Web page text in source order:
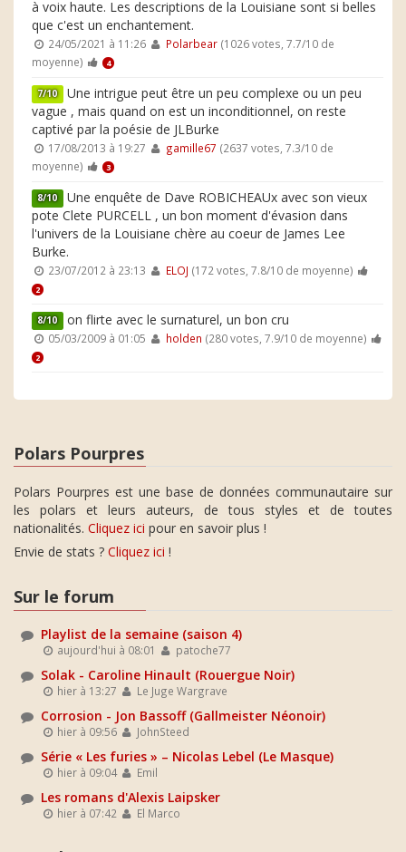
à voix haute. Les descriptions de la Louisiane sont si belles
que c'est un enchantement.
24/05/2021 à 11:26 Polarbear(1026 votes, 7.7/10 de
moyenne)
4
7/10 Une intrigue peut être un peu complexe ou un peu
vague , mais quand on est un inconditionnel, on reste
captivé par la poésie de JLBurke
17/08/2013 à 19:27 gamille67 (2637 votes, 7.3/10 de
moyenne)
3
8/10 Une enquête de Dave ROBICHEAUx avec son vieux
pote Clete PURCELL , un bon moment d'évasion dans
l'univers de la Louisiane chère au coeur de James Lee
Burke.
23/07/2012 à 23:13 ELOJ (172 votes, 7.8/10 de moyenne)
2
8/10 on flirte avec le surnaturel, un bon cru
05/03/2009 à 01:05 holden (280 votes, 7.9/10 de moyenne)
2
Polars Pourpres
Polars Pourpres est une base de données communautaire sur
les polars et leurs auteurs, de tous styles et de toutes
nationalités. Cliquez ici pour en savoir plus !
Envie de stats ? Cliquez ici !
Sur le forum
Playlist de la semaine (saison 4)
aujourd'hui à 08:01 patoche77
Solak - Caroline Hinault (Rouergue Noir)
hier à 13:27 Le Juge Wargrave
Corrosion - Jon Bassoff (Gallmeister Néonoir)
hier à 09:56 JohnSteed
Série « Les furies » – Nicolas Lebel (Le Masque)
hier à 09:04 Emil
Les romans d'Alexis Laipsker
hier à 07:42 El Marco